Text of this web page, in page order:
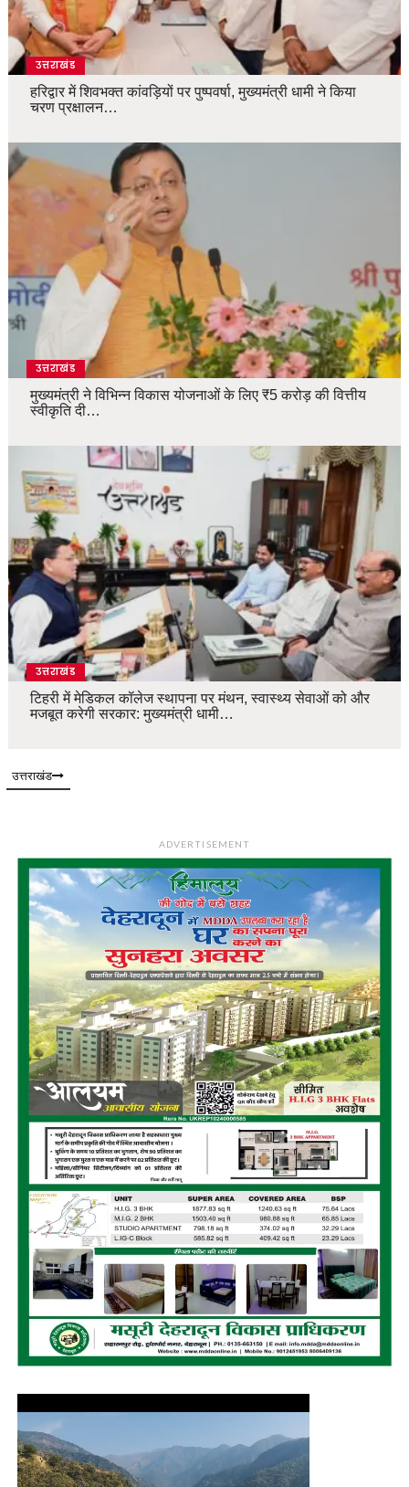
उत्तराखंड
हरिद्वार में शिवभक्त कांवड़ियों पर पुष्पवर्षा, मुख्यमंत्री धामी ने किया
चरण प्रक्षालन…
उत्तराखंड
मुख्यमंत्री ने विभिन्न विकास योजनाओं के लिए ₹5 करोड़ की वित्तीय
स्वीकृति दी…
उत्तराखंड
टिहरी में मेडिकल कॉलेज स्थापना पर मंथन, स्वास्थ्य सेवाओं को और
मजबूत करेगी सरकार: मुख्यमंत्री धामी…
उत्तराखंड
ADVERTISEMENT